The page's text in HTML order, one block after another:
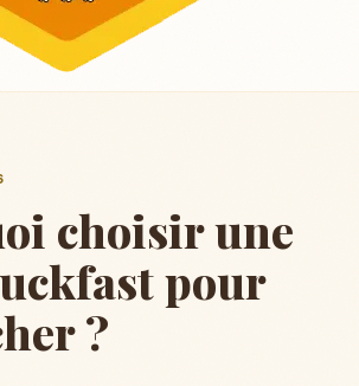
choisir une
pour
?